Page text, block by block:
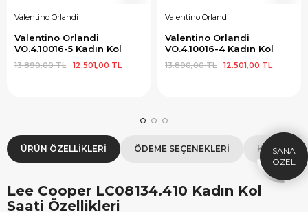
Valentino Orlandi
Valentino Orlandi
VO.4.10016-5 Kadın Kol
Saati
12.501,00 TL
13.890,00 TL
Valentino Orlandi
Valentino Orlandi
VO.4.10016-4 Kadın Kol
Saati
12.501,00 TL
13.890,00 TL
ÜRÜN ÖZELLIKLERI ÖDEME SEÇENEKLERI KOLAY
Lee Cooper LC08134.410 Kadın Kol
Saati Özellikleri
HEDIYE
ÇEKI
1.000 TL Hediye Çeki
HEDIYE1000